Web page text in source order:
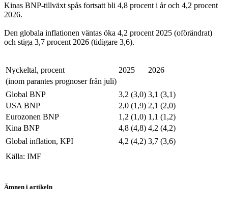
Kinas BNP-tillväxt spås fortsatt bli 4,8 procent i år och 4,2 procent
2026.
Den globala inflationen väntas öka 4,2 procent 2025 (oförändrat)
och stiga 3,7 procent 2026 (tidigare 3,6).
Nyckeltal, procent 2025
2026
(inom parantes prognoser från juli)
Global BNP
3,2 (3,0) 3,1 (3,1)
USA BNP
2,0 (1,9) 2,1 (2,0)
Eurozonen BNP
1,2 (1,0) 1,1 (1,2)
Kina BNP
4,8 (4,8) 4,2 (4,2)
Global inflation, KPI
4,2 (4,2) 3,7 (3,6)
Källa: IMF
Ämnen i artikeln